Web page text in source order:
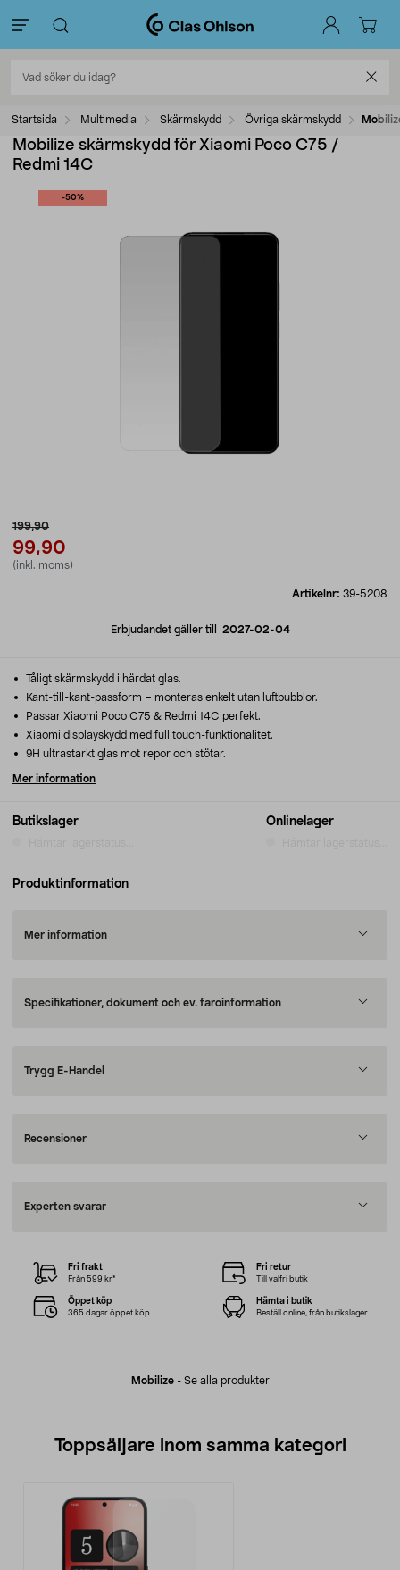
Startsida Multimedia Skärmskydd Övriga skärmskydd
Mobilize skärmskydd för Xiaomi Poco C75 /
Redmi 14C
-50%
199,90
99,90
(inkl. moms)
Artikelnr: 39-5208
Erbjudandet gäller till 2027-02-04
Butikslager Onlinelager
Tåligt skärmskydd i härdat glas.
Kant-till-kant-passform – monteras enkelt utan luftbubblor.
Passar Xiaomi Poco C75 & Redmi 14C perfekt.
Xiaomi displayskydd med full touch-funktionalitet.
9H ultrastarkt glas mot repor och stötar.
Mer information
Produktinformation
Mer information
Specifikationer, dokument och ev. faroinformation
Trygg E-Handel
Recensioner
Experten svarar
Mobilize- Se alla produkter
Fri frakt
Från 599 kr*
Fri retur
Till valfri butik
Öppet köp
365 dagar öppet köp
Hämta i butik
Beställ online, från butikslager
Toppsäljare inom samma kategori